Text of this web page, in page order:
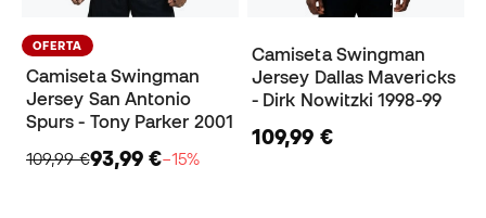
OFERTA
Camiseta Swingman
Jersey San Antonio
Spurs - Tony Parker 2001
109,99 €93,99 €−15%
Camiseta Swingman
Jersey Dallas Mavericks
- Dirk Nowitzki 1998-99
109,99 €